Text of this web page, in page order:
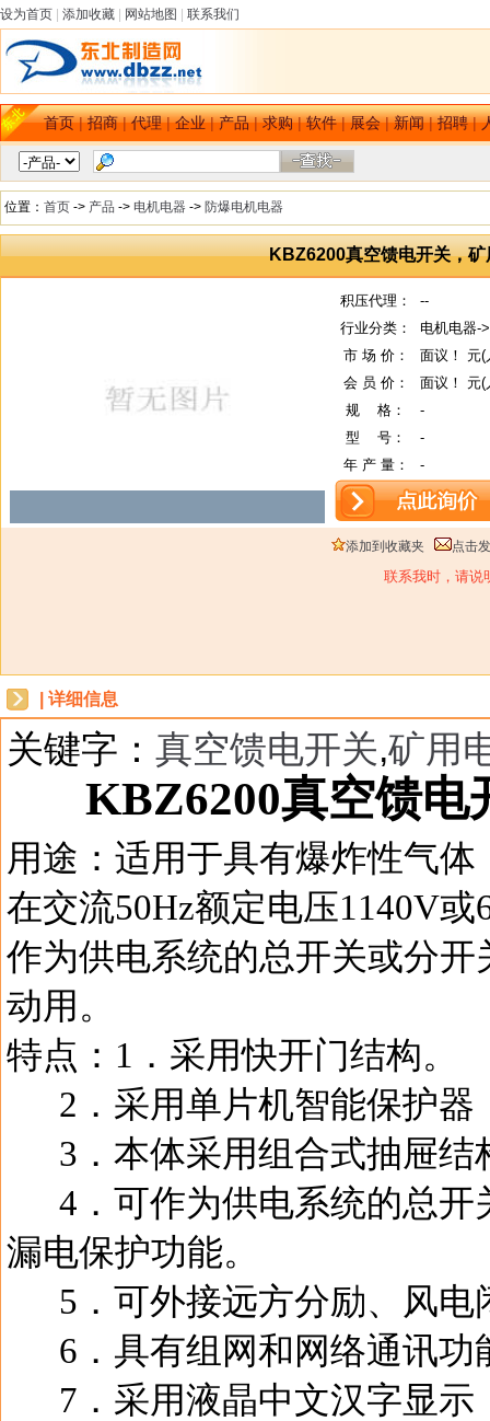
设为首页 添加收藏 网站地图 联系我们
首页|招商|代理|企业|产品|求购|软件|展会|新闻|招聘|
位置： 首页 -> 产品 -> 电机电器 -> 防爆电机电器
KBZ6200真空馈电开关，矿
积压代理：
--
行业分类：
电机电器-
市 场 价：
面议！ 元(
会 员 价：
面议！ 元(
规
格：
-
型
号：
-
年 产 量：
-
添加到收藏夹 点击
联系我时，请说
| 详细信息
关键字： 真空馈电开关,矿用
KBZ6200真空馈电
用途：适用于具有爆炸性气
在交流50Hz额定电压1140V
作为供电系统的总开关或分
动用。
特点：1．采用快开门结构。
2．采用单片机智能保护器
3．本体采用组合式抽屉结
4．可作为供电系统的总开
漏电保护功能。
5．可外接远方分励、风电
6．具有组网和网络通讯功
7．采用液晶中文汉字显示